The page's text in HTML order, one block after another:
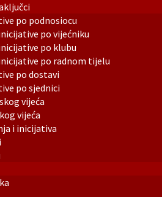
po podnosiocu
po vijećniku
po klubu
po radnom tijelu
po dostavi
po sjednici
vijeća
vijeća
i inicijativa